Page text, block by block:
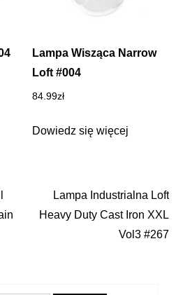
Lampa Wisząca Narrow
Loft #004
84.99zł
Dowiedz się więcej
Lampa Industrialna Loft
Heavy Duty Cast Iron XXL
Vol3 #267